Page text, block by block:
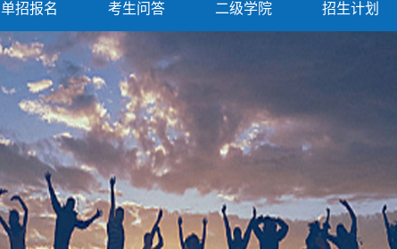
单招报名 考生问答 二级学院 招生计划